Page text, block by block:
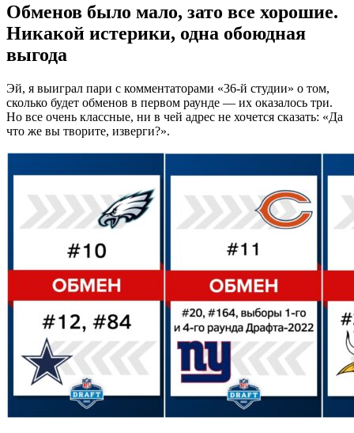
Обменов было мало, зато все хорошие.
Никакой истерики, одна обоюдная
выгода
Эй, я выиграл пари с комментаторами «36-й студии» о том,
сколько будет обменов в первом раунде — их оказалось три.
Но все очень классные, ни в чей адрес не хочется сказать: «Да
что же вы творите, изверги?».